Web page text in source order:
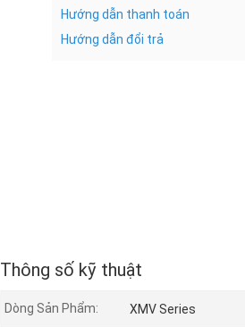
Hướng dẫn thanh toán
Hướng dẫn đổi trả
Thông số kỹ thuật
Dòng Sản Phẩm: XMV Series